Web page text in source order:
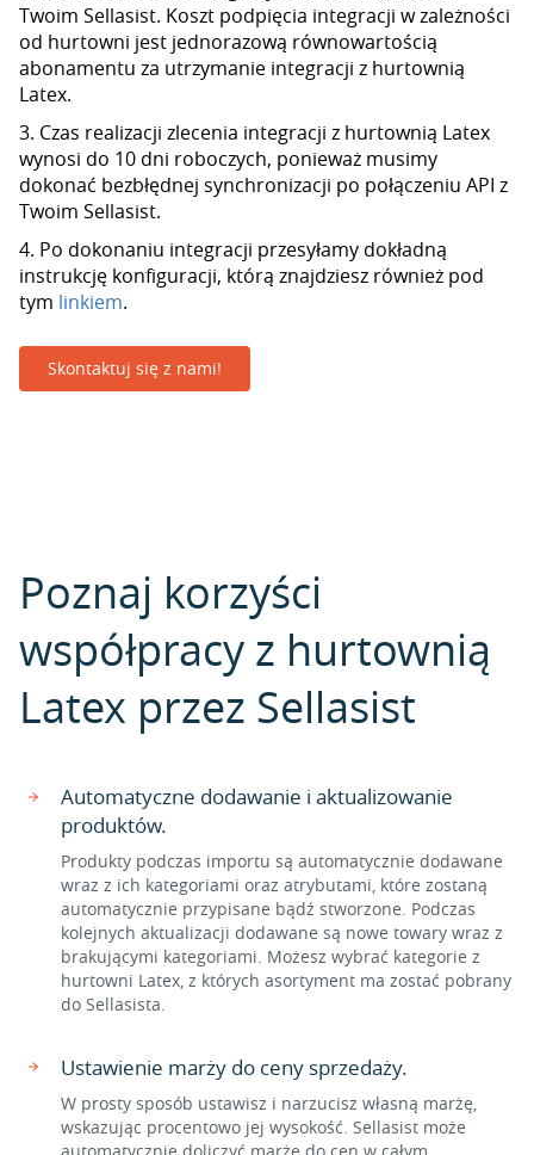
Twoim Sellasist. Koszt podpięcia integracji w zależności
od hurtowni jest jednorazową równowartością
abonamentu za utrzymanie integracji z hurtownią
Latex.
3. Czas realizacji zlecenia integracji z hurtownią Latex
wynosi do 10 dni roboczych, ponieważ musimy
dokonać bezbłędnej synchronizacji po połączeniu API z
Twoim Sellasist.
4. Po dokonaniu integracji przesyłamy dokładną
instrukcję konfiguracji, którą znajdziesz również pod
tym linkiem.
Skontaktuj się z nami!
Poznaj korzyści
współpracy z hurtownią
Latex przez Sellasist
Automatyczne dodawanie i aktualizowanie
produktów.
Produkty podczas importu są automatycznie dodawane
wraz z ich kategoriami oraz atrybutami, które zostaną
automatycznie przypisane bądź stworzone. Podczas
kolejnych aktualizacji dodawane są nowe towary wraz z
brakującymi kategoriami. Możesz wybrać kategorie z
hurtowni Latex, z których asortyment ma zostać pobrany
do Sellasista.
Ustawienie marży do ceny sprzedaży.
W prosty sposób ustawisz i narzucisz własną marżę,
wskazując procentowo jej wysokość. Sellasist może